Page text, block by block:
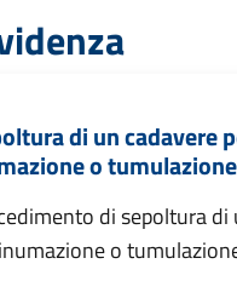
di un cadavere
o tumulazione
di sepoltura di
o